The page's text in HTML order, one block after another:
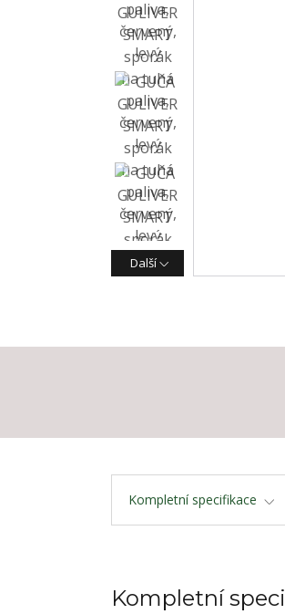
Další
Kompletní specifikace
Kompletní